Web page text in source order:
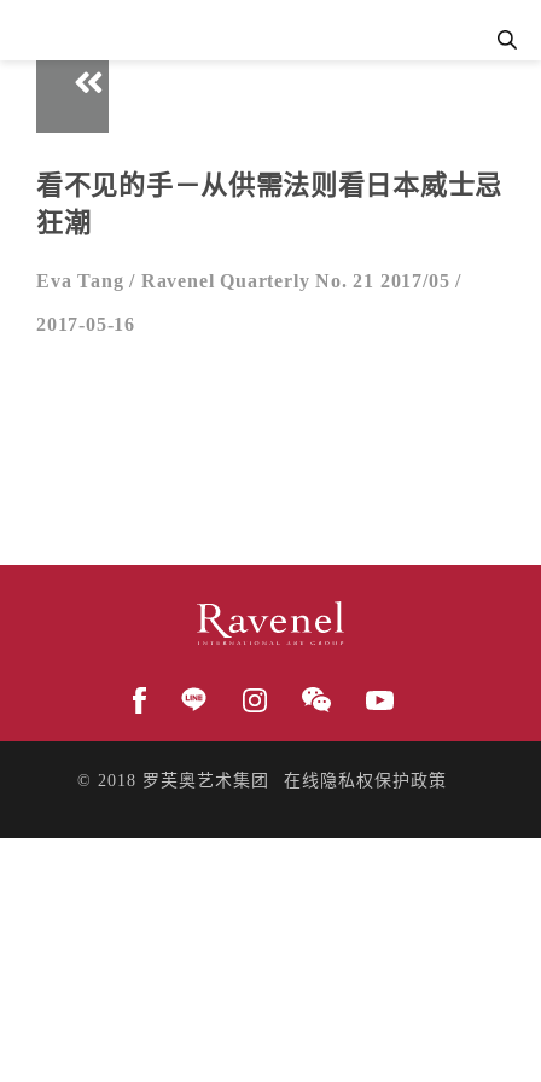
看不见的手－从供需法则看日本威士忌
狂潮
Eva Tang / Ravenel Quarterly No. 21 2017/05 /
2017-05-16
© 2018 罗芙奥艺术集团 在线隐私权保护政策